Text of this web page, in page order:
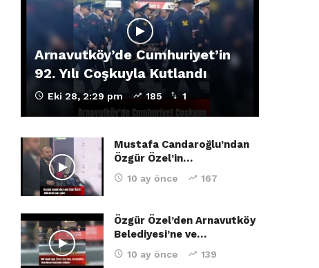
Arnavutköy’de Cumhuriyet’in
92. Yılı Coşkuyla Kutlandı
Eki 28, 2:29 pm 185 1
Mustafa Candaroğlu’ndan
Özgür Özel’in…
10 ay önce 167
Özgür Özel’den Arnavutköy
Belediyesi’ne ve…
10 ay önce 139